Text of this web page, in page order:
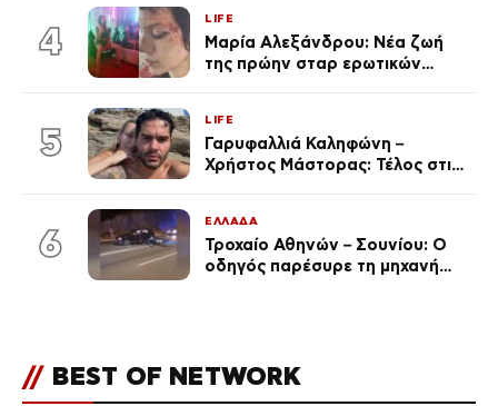
ποια είσαι σοκαρίστικα»
4
LIFE
Μαρία Αλεξάνδρου: Νέα ζωή
της πρώην σταρ ερωτικών
(Φωτογραφίες)
5
LIFE
Γαρυφαλλιά Καληφώνη –
Χρήστος Μάστορας: Τέλος στις
6
ΕΛΛΑΔΑ
Τροχαίο Αθηνών – Σουνίου: Ο
οδηγός παρέσυρε τη μηχανή
// BEST OF NETWORK